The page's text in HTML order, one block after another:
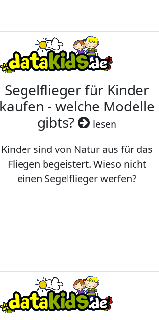
Segelflieger für Kinder
kaufen - welche Modelle
gibts?
lesen
Kinder sind von Natur aus für das
Fliegen begeistert. Wieso nicht
einen Segelflieger werfen?